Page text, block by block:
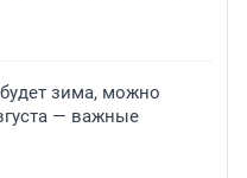
зима, можно
— важные